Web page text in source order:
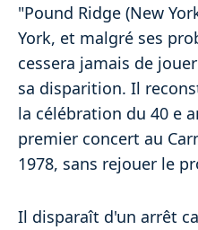
"Pound Ridge (New
York, et malgré ses
cessera jamais de
sa disparition. Il
la célébration du 40 e
premier concert au
1978, sans rejouer le
Il disparaît d'un arrêt